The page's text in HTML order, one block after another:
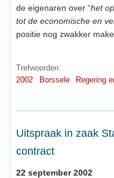
de eigenaren over “het
tot de economische en
positie nog zwakker
Trefwoorden:
2002
Borssele Regering
Uitspraak in zaak
contract
22 september 2002